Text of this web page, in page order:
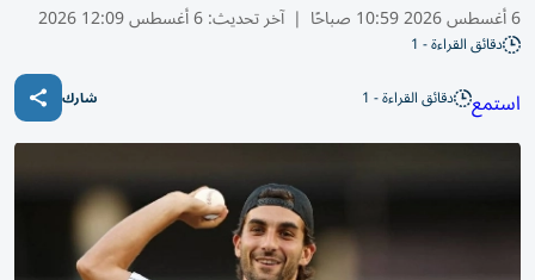
6 أغسطس 2026 10:59 صباحًا | آخر تحديث:6 أغسطس 12:09 2026
دقائق القراءة - 1
استمع دقائق القراءة - 1 شارك